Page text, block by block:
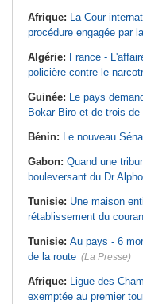
Afrique: La Cour
procédure engagée par
Algérie: France -
policière contre le
Guinée: Le pays
Bokar Biro et de trois
Bénin: Le nouveau
Gabon: Quand une
bouleversant du Dr
Tunisie: Une maison
rétablissement du
Tunisie: Au pays - 6
de la route (La Presse)
Afrique: Ligue des
exemptée au premier